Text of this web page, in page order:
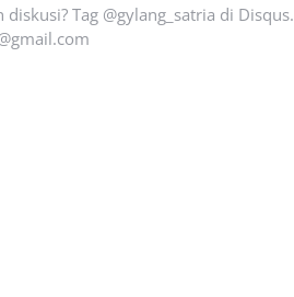
Tag @gylang_satria di Disqus.